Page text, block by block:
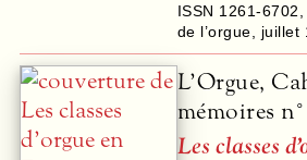
ISSN 1261-6702
de l’orgue
juillet
L’Orgue,
mémoires
Les classes